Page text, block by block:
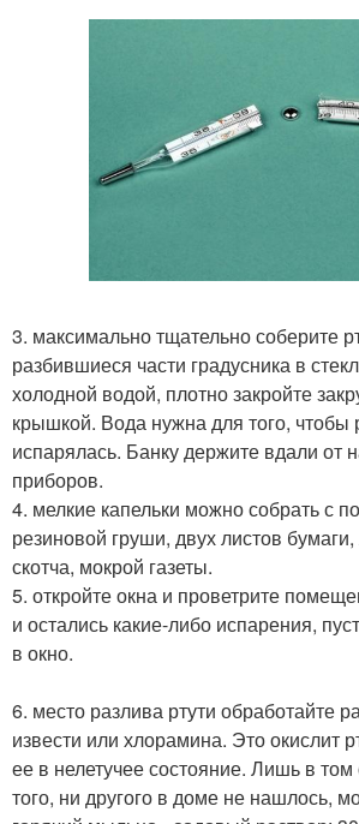
3. максимально тщательно соберите
разбившиеся части градусника в
холодной водой, плотно закройте
крышкой. Вода нужна для того, чтобы
испарялась. Банку держите вдали от
приборов.
4. мелкие капельки можно собрать с
резиновой груши, двух листов
скотча, мокрой газеты.
5. откройте окна и проветрите
и остались какие-либо испарения,
в окно.
6. место разлива ртути обработайте
извести или хлорамина. Это окислит
ее в нелетучее состояние. Лишь в том
того, ни другого в доме не нашлось,